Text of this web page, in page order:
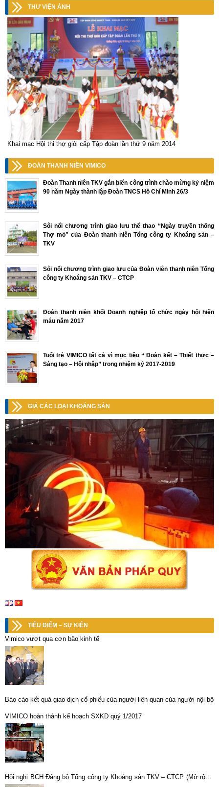
THƯ VIỆN ẢNH
Khai mạc Hội thi thợ giỏi cấp Tập đoàn lần thứ 9 năm 2014
ĐOÀN THANH NIÊN VIMICO
Đoàn Thanh niên TKV gắn biển công trình chào mừng kỷ niệm
90 năm Ngày thành lập Đoàn TNCS Hồ Chí Minh 26/3
Sôi nổi chương trình giao lưu thể thao “Ngày truyền thống
Thợ mỏ” của Đoàn thanh niên Tổng công ty Khoáng sản –
TKV
Sôi nổi chương trình giao lưu của Đoàn viên thanh niên Tổng
công ty Khoáng sản TKV – CTCP
Đoàn thanh niên khối Doanh nghiệp tổ chức ngày hội hiến
máu năm 2017
Tuổi trẻ VIMICO tất cả vì mục tiêu “ Đoàn kết – Thiết thực –
Sáng tạo – Hội nhập” trong nhiệm kỳ 2017-2019
GIÁ CÁC LOẠI KHOÁNG SẢN
TIÊU ĐIỂM – SỰ KIỆN
Vimico vượt qua cơn bão kinh tế
Báo cáo kết quả giao dịch cổ phiếu của người liên quan của người nội bộ
VIMICO hoàn thành kế hoạch SXKD quý 1/2017
Hội nghị BCH Đảng bộ Tổng công ty Khoáng sản TKV – CTCP (Mở rộng)